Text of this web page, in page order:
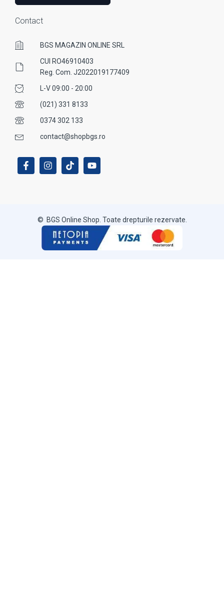
Contact
BGS MAGAZIN ONLINE SRL
CUI RO46910403
Reg. Com. J2022019177409
L-V 09:00 - 20:00
(021) 331 8133
0374 302 133
contact@shopbgs.ro
© BGS Online Shop. Toate drepturile rezervate.